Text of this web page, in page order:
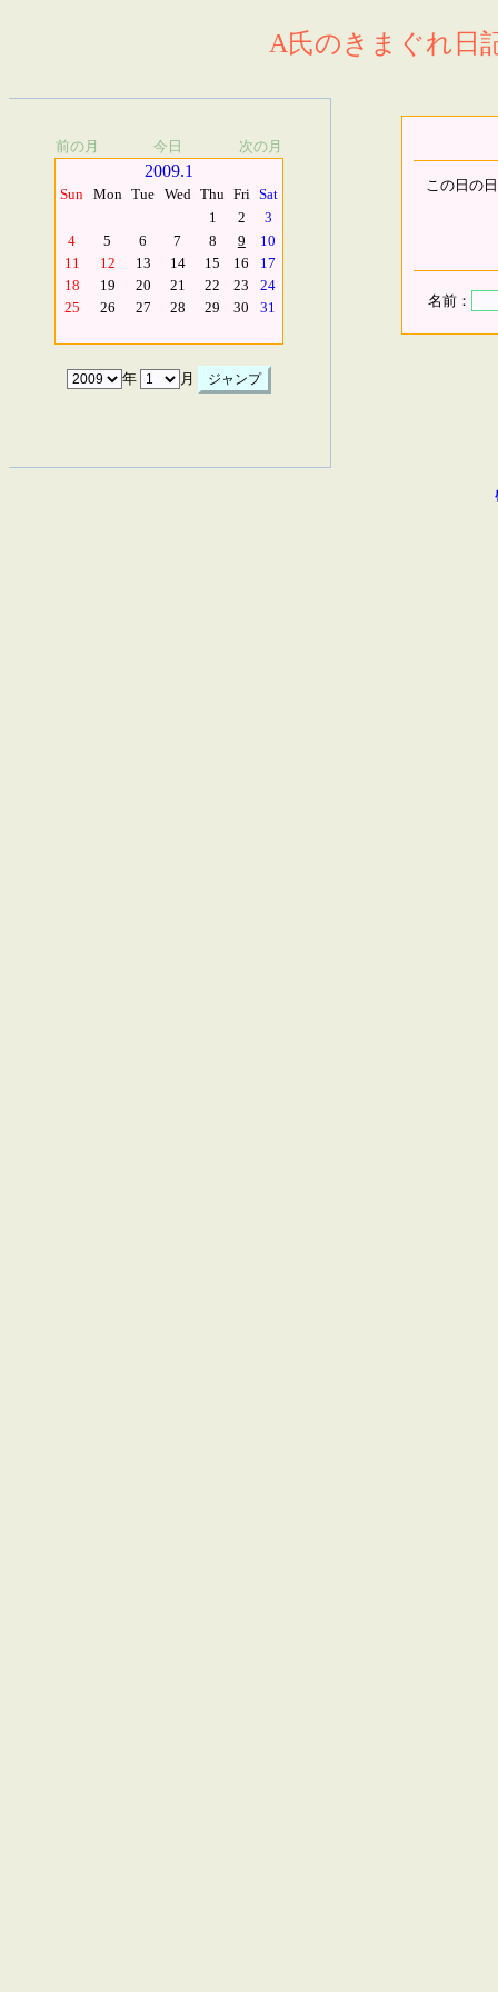
A氏のきまぐれ日
前の月 今日 次の月
2009.1
Sun Mon Tue Wed Thu Fri Sat
1
2
3
4
5 6 7 8 9
10
11
12 13 14 15 16
17
18
19 20 21 22 23
24
25
26 27 28 29 30 31
年 月
この日の
名前：